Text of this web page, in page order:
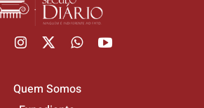
Quem Somos